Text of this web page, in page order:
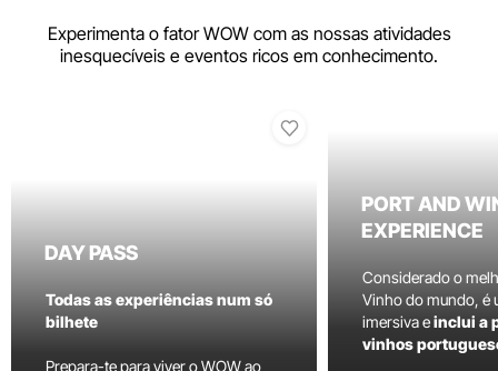
Experimenta o fator WOW com as nossas atividades
inesquecíveis e eventos ricos em conhecimento.
DAY PASS
Todas as experiências num só
bilhete
Prepara-te para viver o WOW ao
PORT AND
EXPERIENCE
Considerado o
Vinho do mundo, é
imersiva einclui a
vinhos